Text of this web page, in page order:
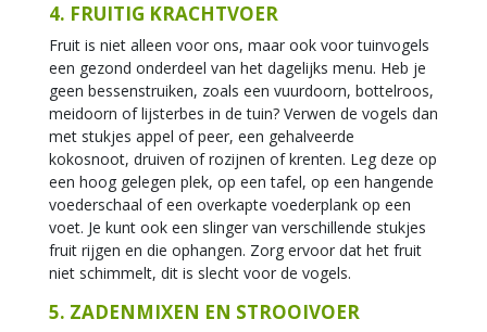
4. FRUITIG KRACHTVOER
Fruit is niet alleen voor ons, maar ook voor tuinvogels
een gezond onderdeel van het dagelijks menu. Heb je
geen bessenstruiken, zoals een vuurdoorn, bottelroos,
meidoorn of lijsterbes in de tuin? Verwen de vogels dan
met stukjes appel of peer, een gehalveerde
kokosnoot, druiven of rozijnen of krenten. Leg deze op
een hoog gelegen plek, op een tafel, op een hangende
voederschaal of een overkapte voederplank op een
voet. Je kunt ook een slinger van verschillende stukjes
fruit rijgen en die ophangen. Zorg ervoor dat het fruit
niet schimmelt, dit is slecht voor de vogels.
5. ZADENMIXEN EN STROOIVOER